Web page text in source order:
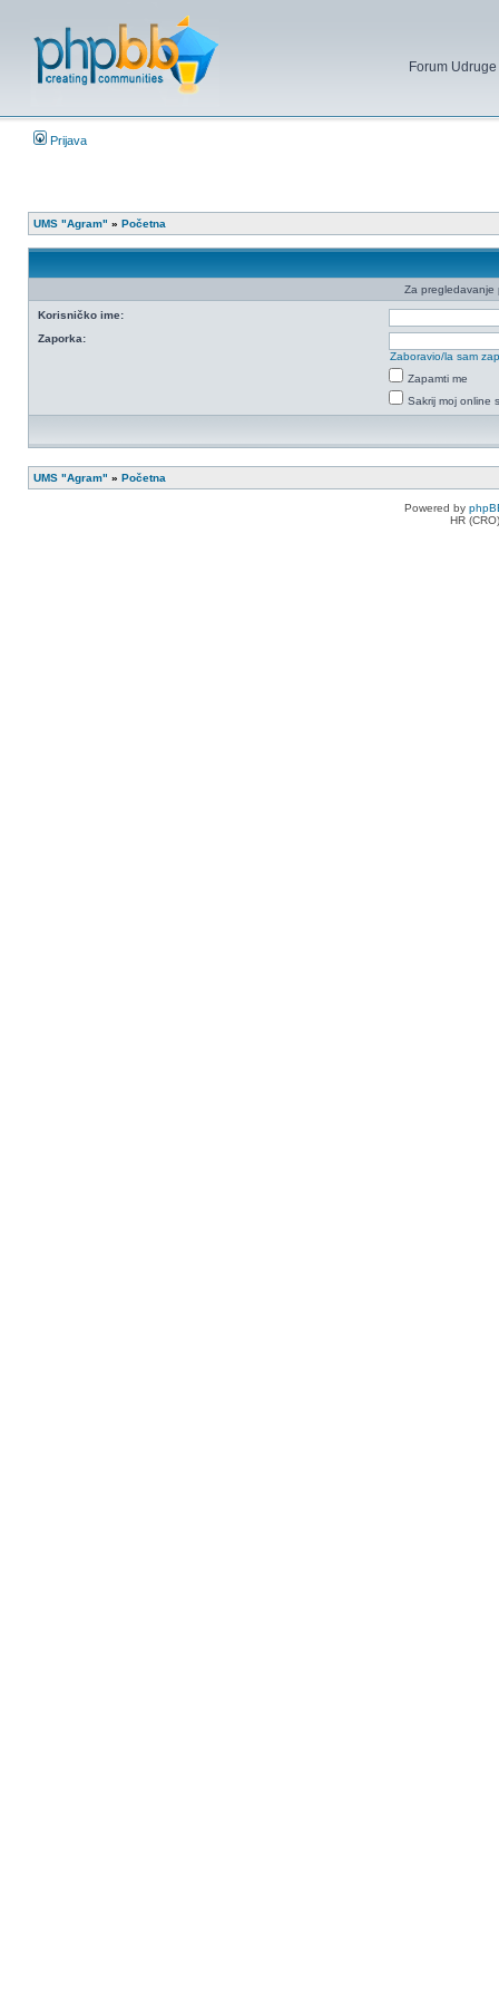
Forum
Prijava
UMS "Agram" » Početna
Za pregledavanje
Korisničko ime:
Zaporka:
Zaboravio/la sam
Zapamti me
Sakrij moj online
UMS "Agram" » Početna
Powered by
HR